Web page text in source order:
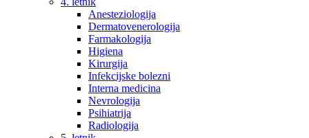
Anesteziologija
Dermatovenerologija
Farmakologija
Higiena
Kirurgija
Infekcijske bolezni
Interna medicina
Nevrologija
Psihiatrija
Radiologija